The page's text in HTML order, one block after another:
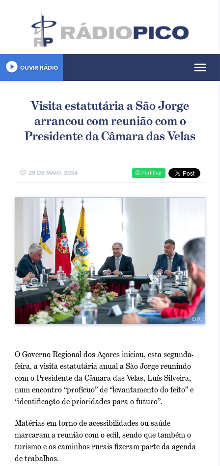
play_circle_filled OUVIR RÁDIO menu
Visita estatutária a São Jorge
arrancou com reunião com o
Presidente da Câmara das Velas
schedule 28 DE MAIO, 2024 Partilhar
O Governo Regional dos Açores iniciou, esta segunda-
feira, a visita estatutária anual a São Jorge reunindo
com o Presidente da Câmara das Velas, Luís Silveira,
num encontro “profícuo” de “levantamento do feito” e
“identificação de prioridades para o futuro”.
Matérias em torno de acessibilidades ou saúde
marcaram a reunião com o edil, sendo que também o
turismo e os caminhos rurais fizeram parte da agenda
de trabalhos.